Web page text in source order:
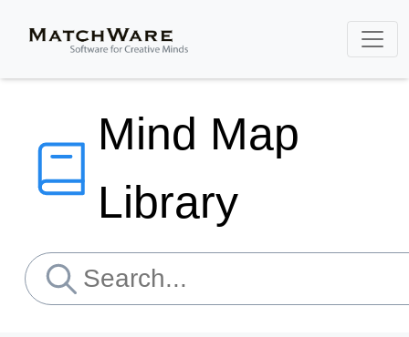
Mind Map
Library